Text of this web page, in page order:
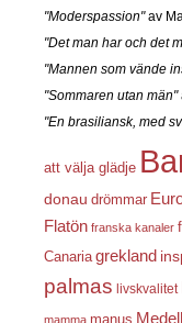
"Moderspassion"av
"Det man har och det
"Mannen som vände
"Sommaren utan män"
"En brasiliansk, med
att välja glädje
donau drömmar
Flatön franska kanaler
Canaria grekland
palmas livskvalitet
mamma manus